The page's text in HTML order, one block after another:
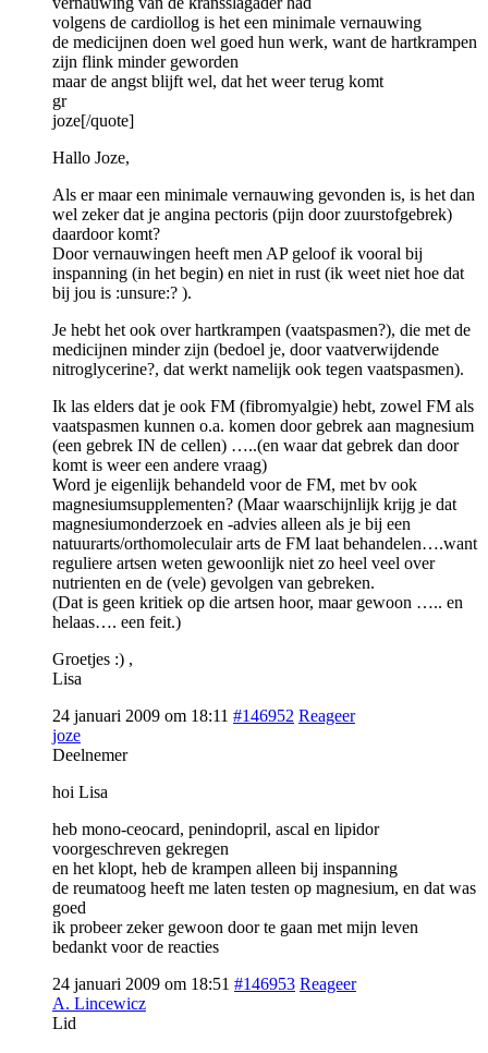
volgens de cardiollog is het een minimale vernauwing
de medicijnen doen wel goed hun werk, want de hartkrampen
zijn flink minder geworden
maar de angst blijft wel, dat het weer terug komt
gr
joze[/quote]
Hallo Joze,
Als er maar een minimale vernauwing gevonden is, is het dan
wel zeker dat je angina pectoris (pijn door zuurstofgebrek)
daardoor komt?
Door vernauwingen heeft men AP geloof ik vooral bij
inspanning (in het begin) en niet in rust (ik weet niet hoe dat
bij jou is :unsure:? ).
Je hebt het ook over hartkrampen (vaatspasmen?), die met de
medicijnen minder zijn (bedoel je, door vaatverwijdende
nitroglycerine?, dat werkt namelijk ook tegen vaatspasmen).
Ik las elders dat je ook FM (fibromyalgie) hebt, zowel FM als
vaatspasmen kunnen o.a. komen door gebrek aan magnesium
(een gebrek IN de cellen) …..(en waar dat gebrek dan door
komt is weer een andere vraag)
Word je eigenlijk behandeld voor de FM, met bv ook
magnesiumsupplementen? (Maar waarschijnlijk krijg je dat
magnesiumonderzoek en -advies alleen als je bij een
natuurarts/orthomoleculair arts de FM laat behandelen….want
reguliere artsen weten gewoonlijk niet zo heel veel over
nutrienten en de (vele) gevolgen van gebreken.
(Dat is geen kritiek op die artsen hoor, maar gewoon ….. en
helaas…. een feit.)
Groetjes :) ,
Lisa
24 januari 2009 om 18:11 #146952 Reageer
joze
Deelnemer
hoi Lisa
heb mono-ceocard, penindopril, ascal en lipidor
voorgeschreven gekregen
en het klopt, heb de krampen alleen bij inspanning
de reumatoog heeft me laten testen op magnesium, en dat was
goed
ik probeer zeker gewoon door te gaan met mijn leven
bedankt voor de reacties
24 januari 2009 om 18:51 #146953 Reageer
A. Lincewicz
Lid